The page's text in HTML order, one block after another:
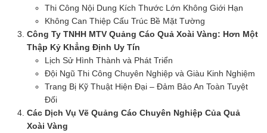
Thi Công Nội Dung Kích Thước Lớn Không Giới Hạn
Không Can Thiệp Cấu Trúc Bề Mặt Tường
Công Ty TNHH MTV Quảng Cáo Quả Xoài Vàng: Hơn Một
Thập Kỷ Khẳng Định Uy Tín
Lịch Sử Hình Thành và Phát Triển
Đội Ngũ Thi Công Chuyên Nghiệp và Giàu Kinh Nghiệm
Trang Bị Kỹ Thuật Hiện Đại – Đảm Bảo An Toàn Tuyệt
Đối
Các Dịch Vụ Vẽ Quảng Cáo Chuyên Nghiệp Của Quả
Xoài Vàng